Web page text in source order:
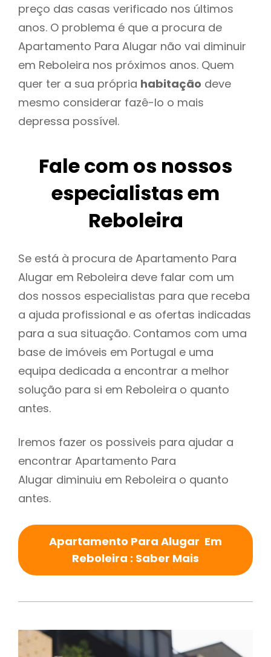
preço das casas verificado nos últimos
anos. O problema é que a procura de
Apartamento Para Alugar não vai diminuir
em Reboleira nos próximos anos. Quem
quer ter a sua própria habitação deve
mesmo considerar fazê-lo o mais
depressa possível.
Fale com os nossos
especialistas em
Reboleira
Se está à procura de Apartamento Para
Alugar em Reboleira deve falar com um
dos nossos especialistas para que receba
a ajuda profissional e as ofertas indicadas
para a sua situação. Contamos com uma
base de imóveis em Portugal e uma
equipa dedicada a encontrar a melhor
solução para si em Reboleira o quanto
antes.
Iremos fazer os possiveis para ajudar a
encontrar Apartamento Para
Alugar diminuiu em Reboleira o quanto
antes.
Apartamento Para Alugar Em
Reboleira : Saber Mais